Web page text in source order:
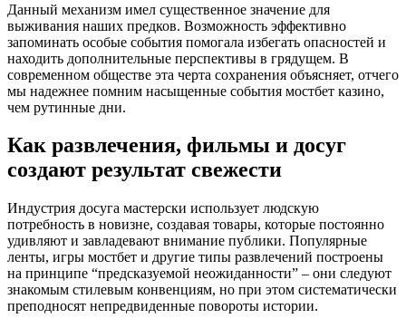
Данный механизм имел существенное значение для
выживания наших предков. Возможность эффективно
запоминать особые события помогала избегать опасностей и
находить дополнительные перспективы в грядущем. В
современном обществе эта черта сохранения объясняет, отчего
мы надежнее помним насыщенные события мостбет казино,
чем рутинные дни.
Как развлечения, фильмы и досуг
создают результат свежести
Индустрия досуга мастерски использует людскую
потребность в новизне, создавая товары, которые постоянно
удивляют и завладевают внимание публики. Популярные
ленты, игры мостбет и другие типы развлечений построены
на принципе “предсказуемой неожиданности” – они следуют
знакомым стилевым конвенциям, но при этом систематически
преподносят непредвиденные повороты истории.